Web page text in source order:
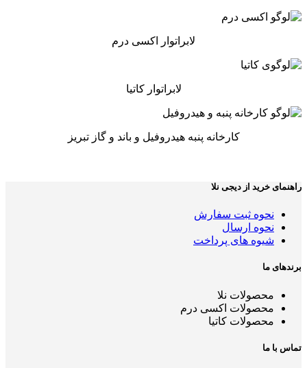
لابراتوار اکسی درم
لابراتوار کاتیا
کارخانه پنبه هیدروفیل و باند و گاز تبریز
راهنمای خرید از دیجی نلا
نحوه ثبت سفارش
نحوه ارسال
شیوه های پرداخت
برندهای ما
محصولات نلا
محصولات اکسی درم
محصولات کاتیا
تماس با ما